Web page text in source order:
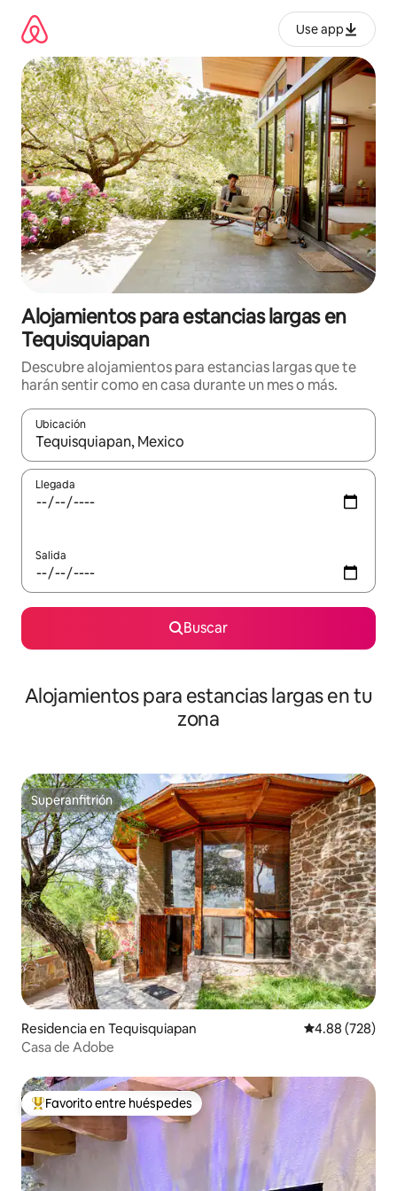
contenido
Use app
Alojamientos para estancias largas en
Tequisquiapan
Descubre alojamientos para estancias largas que te
harán sentir como en casa durante un mes o más.
Ubicación
Cuando los resultados estén disponibles, podrás navegar
Llegada
Salida
Buscar
Alojamientos para estancias largas en tu
zona
Superanfitrión
Superanfitrión
Residencia en Tequisquiapan Calificación
4.88 (728)
Casa de Adobe
De los mejores en Favorito entre huéspedes
Favorito entre huéspedes